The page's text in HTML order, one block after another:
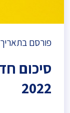
פורסם בתאריך
2022